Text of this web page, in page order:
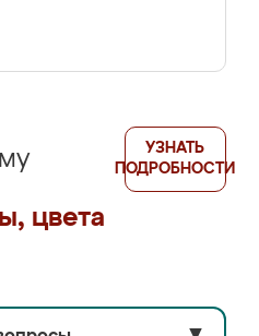
цвета
УЗНАТЬ
ПОДРОБНОСТИ